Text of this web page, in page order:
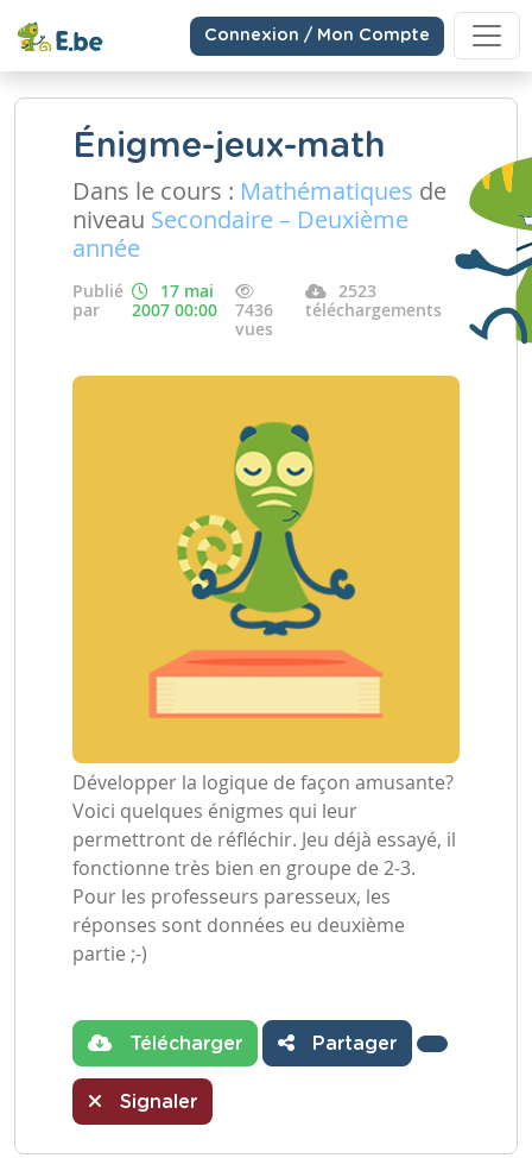
Connexion / Mon Compte
Énigme-jeux-math
Dans le cours : Mathématiques de
niveau Secondaire – Deuxième
année
Publié
par
17 mai
2007 00:00
7436
vues
2523
téléchargements
Développer la logique de façon amusante?
Voici quelques énigmes qui leur
permettront de réfléchir. Jeu déjà essayé, il
fonctionne très bien en groupe de 2-3.
Pour les professeurs paresseux, les
réponses sont données eu deuxième
partie ;-)
Télécharger Partager
Signaler